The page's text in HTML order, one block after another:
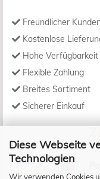
Diese Webseite
Technologien
Wir verwenden Cookies
Freundlicher
Kostenlose
Hohe Verfügbarkeit
Flexible Zahlung
Breites Sortiment
Sicherer Einkauf